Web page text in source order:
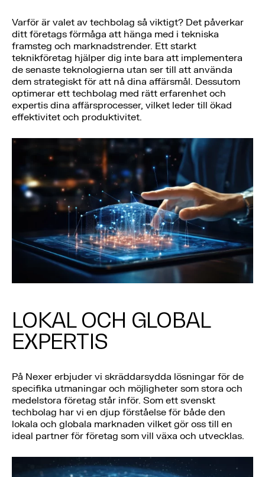
Varför är valet av techbolag så viktigt? Det påverkar
ditt företags förmåga att hänga med i tekniska
framsteg och marknadstrender. Ett starkt
teknikföretag hjälper dig inte bara att implementera
de senaste teknologierna utan ser till att använda
dem strategiskt för att nå dina affärsmål. Dessutom
optimerar ett techbolag med rätt erfarenhet och
expertis dina affärsprocesser, vilket leder till ökad
effektivitet och produktivitet.
LOKAL OCH GLOBAL
EXPERTIS
På Nexer erbjuder vi skräddarsydda lösningar för de
specifika utmaningar och möjligheter som stora och
medelstora företag står inför. Som ett svenskt
techbolag har vi en djup förståelse för både den
lokala och globala marknaden vilket gör oss till en
ideal partner för företag som vill växa och utvecklas.